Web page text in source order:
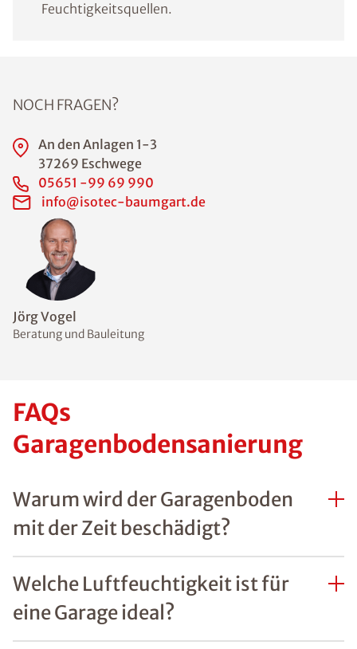
Feuchtigkeitsquellen.
Jörg Vogel
Beratung und Bauleitung
NOCH FRAGEN?
An den Anlagen 1-3
37269 Eschwege
05651 -99 69 990
info@isotec-baumgart.de
FAQs
Garagenbodensanierung
Warum wird der Garagenboden
mit der Zeit beschädigt?
Welche Luftfeuchtigkeit ist für
eine Garage ideal?